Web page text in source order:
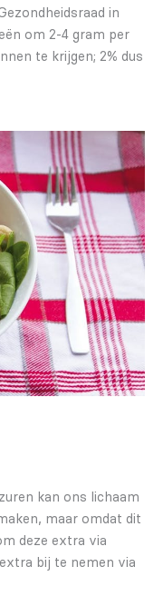
in
om 2-4 gram per
te krijgen; 2% dus
kan ons lichaam
maar omdat dit
deze extra via
bij te nemen via